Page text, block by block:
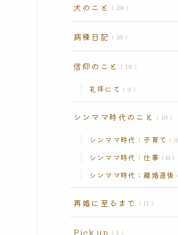
犬のこと 28
病棟日記 18
信仰のこと 13
礼拝にて 9
シンママ時代のこと 18
シンママ時代：子育て 3
シンママ時代：仕事 8
シンママ時代：離婚直後
再婚に至るまで 11
Pick up 1